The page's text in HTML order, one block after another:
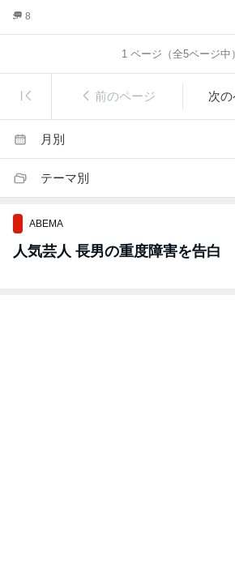
8
1 ページ（全5ページ中）
前のページ 次
月別
テーマ別
ABEMA
人気芸人 長男の重度障害を告白